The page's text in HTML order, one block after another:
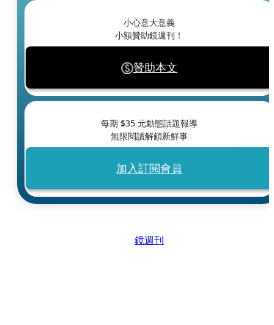
小心意大意義
小額贊助鏡週刊！
贊助本文
每期 $35 元動態話題報導
無限閱讀解鎖新鮮事
加入訂閱會員
鏡週刊